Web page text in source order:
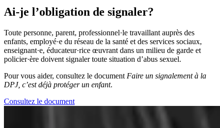
Ai-je l’obligation de signaler?
Toute personne, parent, professionnel·le travaillant auprès des
enfants, employé·e du réseau de la santé et des services sociaux,
enseignant·e, éducateur·rice œuvrant dans un milieu de garde et
policier·ère doivent signaler toute situation d’abus sexuel.
Pour vous aider, consultez le document Faire un signalement à la
DPJ, c’est déjà protéger un enfant.
Consultez le document